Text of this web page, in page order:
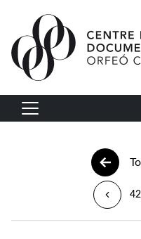
Vés al contingut
Navegació